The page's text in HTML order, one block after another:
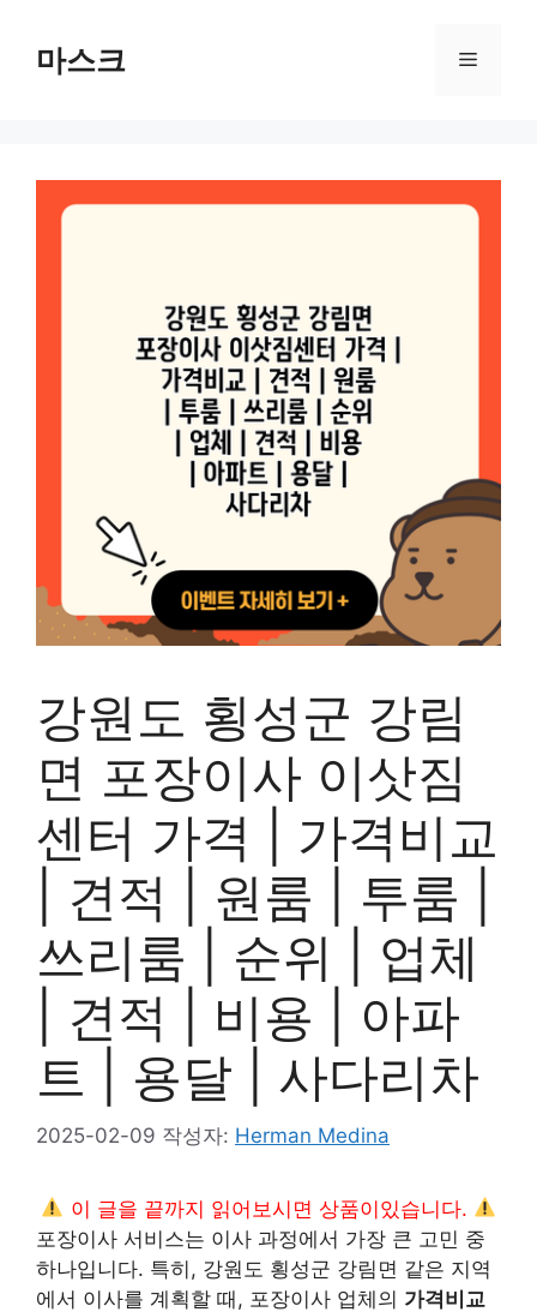
마스크 메
강원도 횡성군 강림
면 포장이사 이삿짐
센터 가격 | 가격비교
| 견적 | 원룸 | 투룸 |
쓰리룸 | 순위 | 업체
| 견적 | 비용 | 아파
트 | 용달 | 사다리차
2025-02-09 작성자: Herman Medina
이 글을 끝까지 읽어보시면 상품이있습니다.
포장이사 서비스는 이사 과정에서 가장 큰 고민 중
하나입니다. 특히, 강원도 횡성군 강림면 같은 지역
에서 이사를 계획할 때, 포장이사 업체의 가격비교